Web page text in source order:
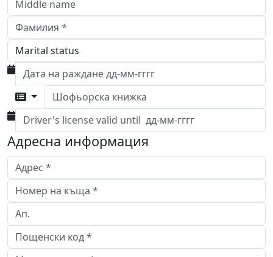
Шофьорска книжка
Адресна информация